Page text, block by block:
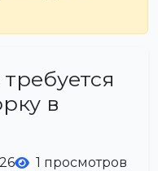
в
1 просмотров